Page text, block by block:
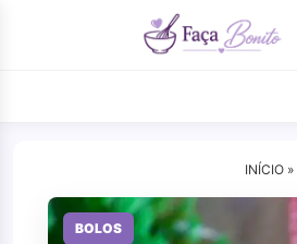
INÍCIO »
BOLOS